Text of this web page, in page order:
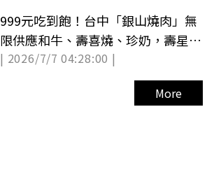
999元吃到飽！台中「銀山燒肉」無
限供應和牛、壽喜燒、珍奶，壽星９
折優惠
| 2026/7/7 04:28:00 |
More